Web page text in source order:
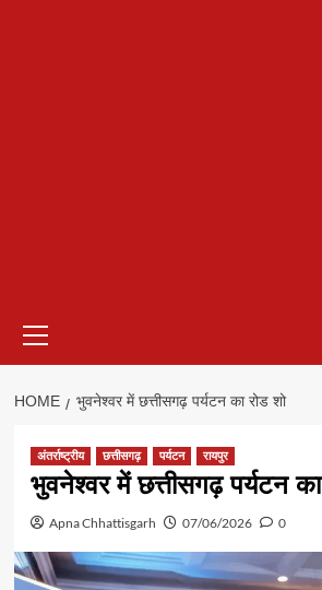
Menu
HOME भुवनेश्वर में छत्तीसगढ़ पर्यटन का रोड शो
अंतर्राष्ट्रीय छत्तीसगढ़ पर्यटन रायपुर
भुवनेश्वर में छत्तीसगढ़ पर्यटन
Apna Chhattisgarh 07/06/2026 0